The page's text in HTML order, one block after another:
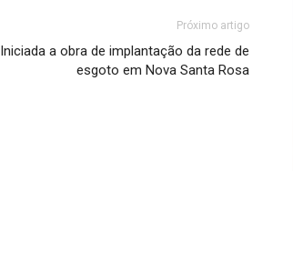
Próximo artigo
Iniciada a obra de implantação da rede de
esgoto em Nova Santa Rosa